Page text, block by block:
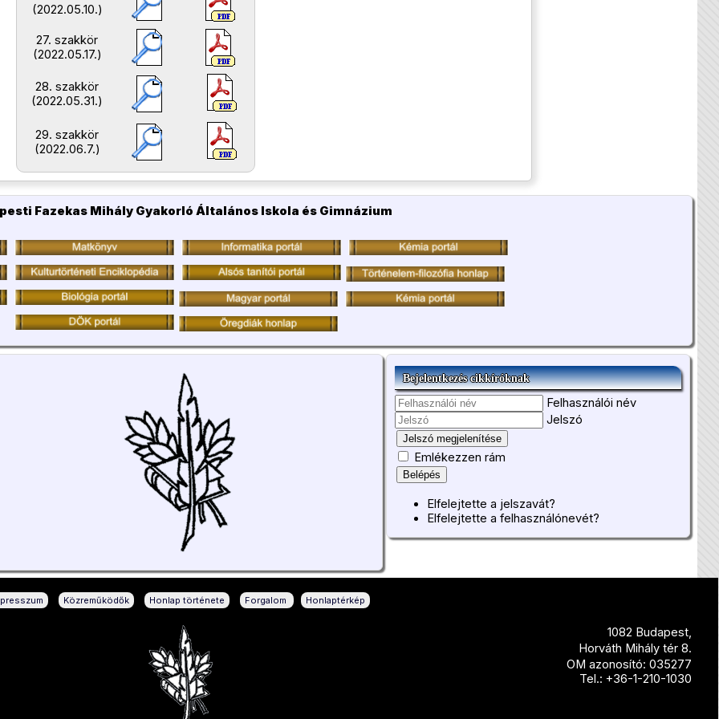
(2022.05.10.)
27. szakkör
(2022.05.17.)
28. szakkör
(2022.05.31.)
29. szakkör
(2022.06.7.)
Fazekas Mihály Gyakorló Általános Iskola és Gimnázium
Bejelentkezés cikkíróknak
Felhasználói név
Jelszó
Jelszó megjelenítése
Emlékezzen rám
Belépés
Elfelejtette a jelszavát?
Elfelejtette a felhasználónevét?
| Közreműködők | Honlap története | Forgalom | Honlaptérkép
1082 Budapest,
Horváth Mihály tér 8.
OM azonosító: 035277
Tel.: +36-1-210-1030